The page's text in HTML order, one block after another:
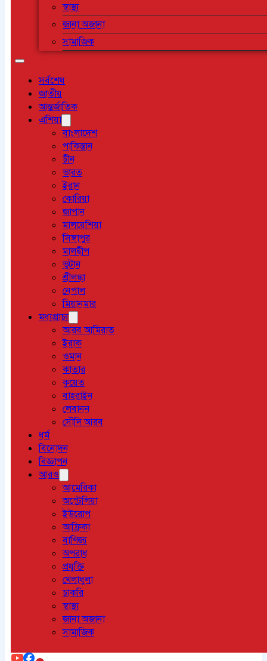
স্বাস্থ্য
জানা অজানা
সামাজিক
সর্বশেষ
জাতীয়
আন্তর্জাতিক
এশিয়া
বাংলাদেশ
পাকিস্তান
চীন
ভারত
ইরান
কোরিয়া
জাপান
মালয়েশিয়া
সিঙ্গাপুর
মালদ্বীপ
ভুটান
শ্রীলঙ্কা
নেপাল
মিয়ানমার
মধ্যপ্রাচ্য
আরব আমিরাত
ইরাক
ওমান
কাতার
কুয়েত
বাহরাইন
লেবানন
সৌদি আরব
ধর্ম
বিনোদন
বিজ্ঞাপন
আরও
আমেরিকা
অস্ট্রেলিয়া
ইউরোপ
আফ্রিকা
বাণিজ্য
অপরাধ
প্রযুক্তি
খেলাধুলা
চাকরি
স্বাস্থ্য
জানা অজানা
সামাজিক